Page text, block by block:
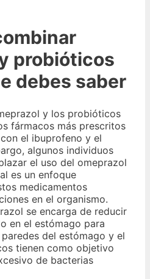
probióticos
debes saber
y los probióticos
fármacos más prescritos
el ibuprofeno y el
algunos individuos
el uso del omeprazol
es un enfoque
medicamentos
en el organismo.
se encarga de reducir
en el estómago para
del estómago y el
tienen como objetivo
de bacterias